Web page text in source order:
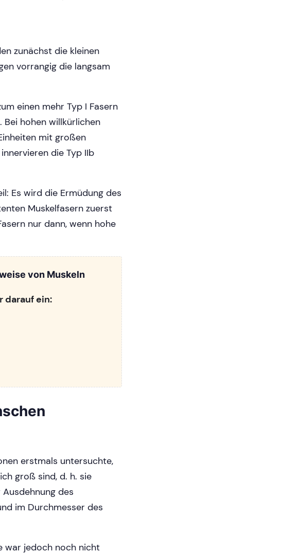
zunächst die kleinen
vorrangig die langsam
einen mehr Typ I Fasern
Bei hohen willkürlichen
mit großen
die Typ IIb
Es wird die Ermüdung des
Muskelfasern zuerst
nur dann, wenn hohe
von Muskeln
darauf ein:
erstmals untersuchte,
groß sind, d. h. sie
des
im Durchmesser des
war jedoch noch nicht